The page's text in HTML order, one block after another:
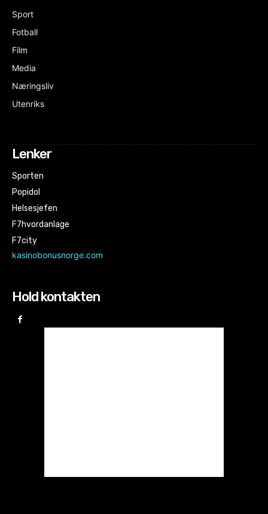
Sport
Fotball
Film
Media
Næringsliv
Utenriks
Lenker
Sporten
Popidol
Helsesjefen
F7hvordanlage
F7city
kasinobonusnorge.com
Hold kontakten